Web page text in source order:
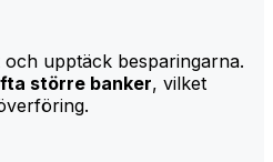
upptäck besparingarna.
större banker, vilket